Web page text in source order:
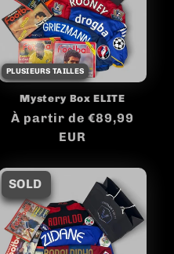
PLUSIEURS TAILLES
Mystery Box ELITE
Prix
À partir de €89,99
EUR